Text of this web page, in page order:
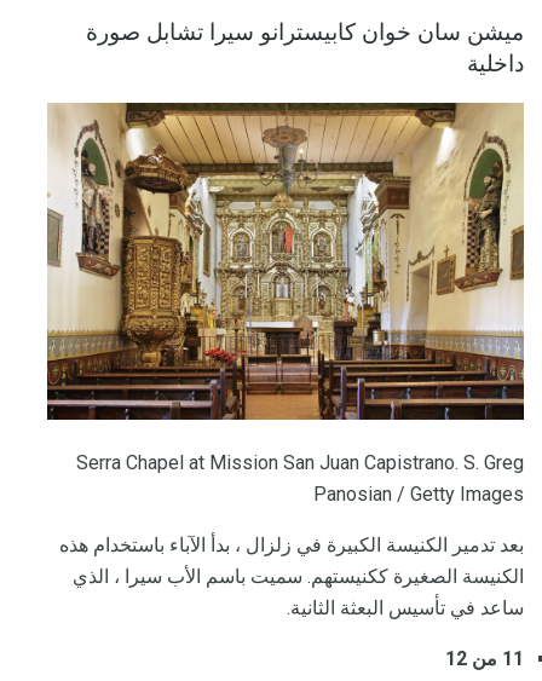
ميشن سان خوان كابيسترانو سيرا تشابل صورة
داخلية
Serra Chapel at Mission San Juan Capistrano. S. Greg
Panosian / Getty Images
بعد تدمير الكنيسة الكبيرة في زلزال ، بدأ الآباء باستخدام هذه
الكنيسة الصغيرة ككنيستهم. سميت باسم الأب سيرا ، الذي
ساعد في تأسيس البعثة الثانية.
11 من 12